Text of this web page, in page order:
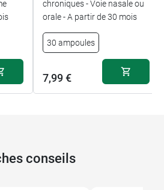
chroniques - Voie nasale ou
orale - A partir de 30 mois
30 ampoules
7,99 €
conseils